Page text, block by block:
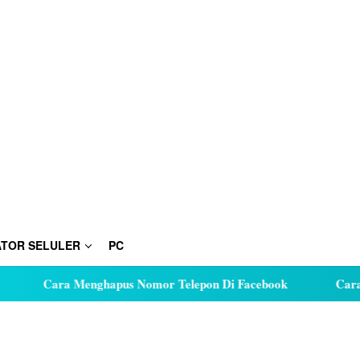
SELULER PC
Cara Menghapus Nomor Telepon Di Facebook Cara